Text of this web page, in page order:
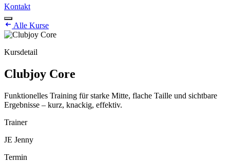
Kontakt
Alle Kurse
Kursdetail
Clubjoy Core
Funktionelles Training für starke Mitte, flache Taille und sichtbare
Ergebnisse – kurz, knackig, effektiv.
Trainer
JE Jenny
Termin